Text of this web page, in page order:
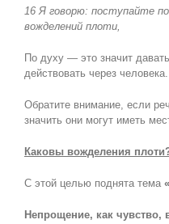
16 Я говорю: поступайте
вожделений плоти,
По духу — это значит
действовать через
Обратите внимание, если
значить они могут иметь
Каковы вожделения
С этой целью поднята тема
Непрощение, как чувство,